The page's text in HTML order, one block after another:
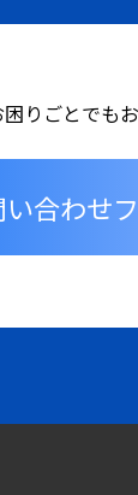
りごとでも
い合わせ